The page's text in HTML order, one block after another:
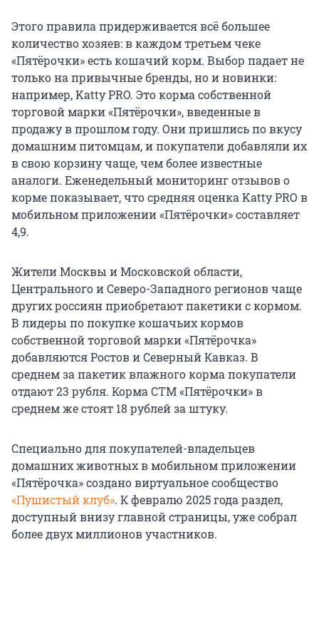
Этого правила придерживается всё большее
количество хозяев: в каждом третьем чеке
«Пятёрочки» есть кошачий корм. Выбор падает не
только на привычные бренды, но и новинки:
например, Katty PRO. Это корма собственной
торговой марки «Пятёрочки», введенные в
продажу в прошлом году. Они пришлись по вкусу
домашним питомцам, и покупатели добавляли их
в свою корзину чаще, чем более известные
аналоги. Еженедельный мониторинг отзывов о
корме показывает, что средняя оценка Katty PRO в
мобильном приложении «Пятёрочки» составляет
4,9.
Жители Москвы и Московской области,
Центрального и Северо-Западного регионов чаще
других россиян приобретают пакетики с кормом.
В лидеры по покупке кошачьих кормов
собственной торговой марки «Пятёрочка»
добавляются Ростов и Северный Кавказ. В
среднем за пакетик влажного корма покупатели
отдают 23 рубля. Корма СТМ «Пятёрочки» в
среднем же стоят 18 рублей за штуку.
Специально для покупателей-владельцев
домашних животных в мобильном приложении
«Пятёрочка» создано виртуальное сообщество
«Пушистый клуб». К февралю 2025 года раздел,
доступный внизу главной страницы, уже собрал
более двух миллионов участников.